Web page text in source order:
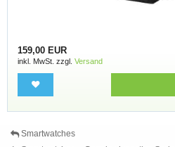
159,00 EUR
inkl. MwSt. zzgl. Versand
Smartwatches